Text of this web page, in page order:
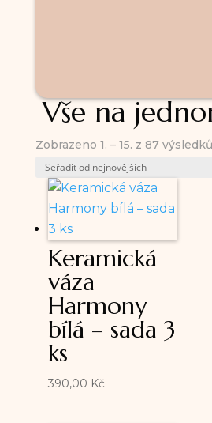
Vše na
Zobrazeno 1. – 15. z 87 výsledků
Keramická
váza
Harmony
bílá – sada 3
ks
390,00 Kč